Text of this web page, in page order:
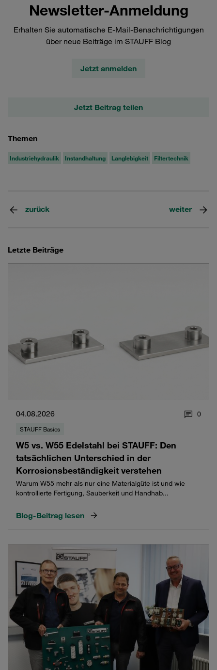
Newsletter-Anmeldung
Erhalten Sie automatische E-Mail-Benachrichtigungen
über neue Beiträge im STAUFF Blog
Jetzt anmelden
Jetzt Beitrag teilen
Themen
Industriehydraulik Instandhaltung Langlebigkeit Filtertechnik
zurück weiter
Letzte Beiträge
04.08.2026 0
STAUFF Basics
W5 vs. W55 Edelstahl bei STAUFF: Den
tatsächlichen Unterschied in der
Korrosionsbeständigkeit verstehen
Warum W55 mehr als nur eine Materialgüte ist und wie
kontrollierte Fertigung, Sauberkeit und Handhab...
Blog-Beitrag lesen